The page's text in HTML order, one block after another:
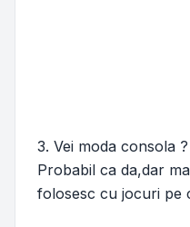
3. Vei moda consola ?
Probabil ca da,dar
folosesc cu jocuri pe